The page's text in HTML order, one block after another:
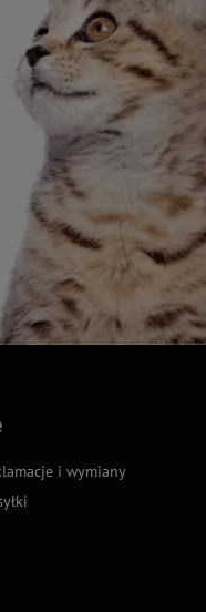
i wymiany